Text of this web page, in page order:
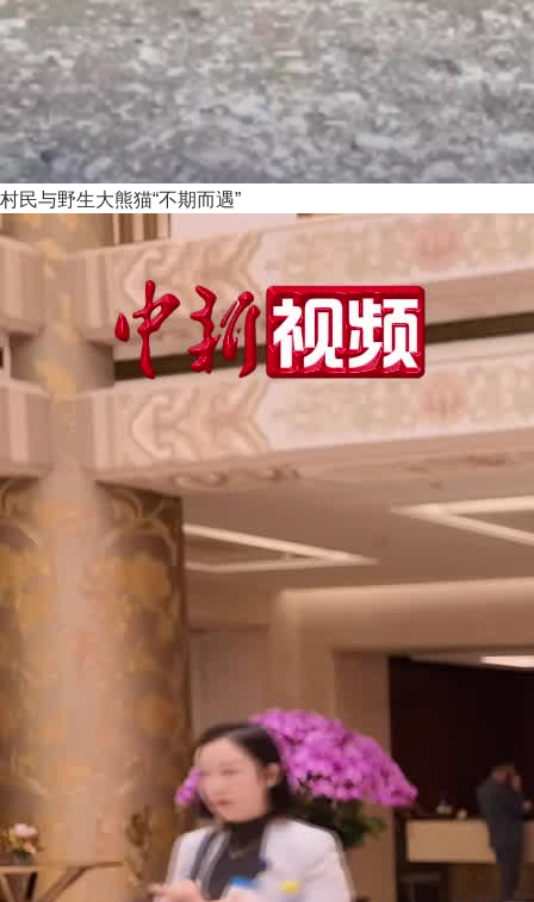
村民与野生大熊猫“不期而遇”